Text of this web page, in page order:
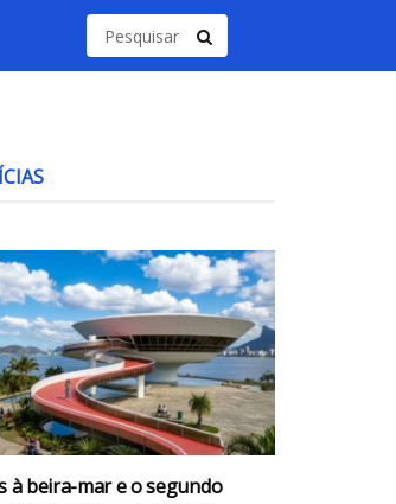
à beira-mar e o segundo